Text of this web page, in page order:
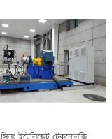
সিলং ইন্টেলিজেন্ট টেকনোলজি